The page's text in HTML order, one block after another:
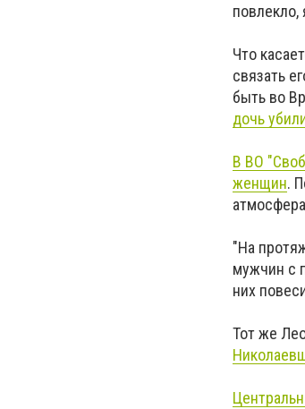
повлекло,
Что
связать
быть во
дочь
В ВО
женщин.
"На
мужчин с
них
Тот же